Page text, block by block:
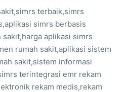
terbaik,simrs
simrs berbasis
aplikasi simrs
rumah sakit,aplikasi sistem
sakit,sistem informasi
terintegrasi emr rekam
rekam medis,rekam